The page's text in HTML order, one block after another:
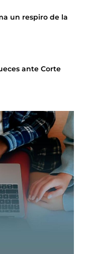
un respiro de la
ante Corte